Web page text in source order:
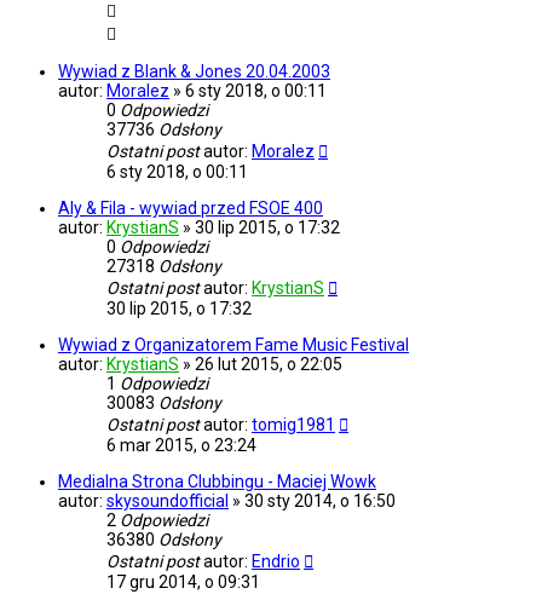
Wywiad z Blank & Jones 20.04.2003
autor: Moralez » 6 sty 2018, o 00:11
0 Odpowiedzi
37736 Odsłony
Ostatni postautor: Moralez
6 sty 2018, o 00:11
Aly & Fila - wywiad przed FSOE 400
autor: KrystianS » 30 lip 2015, o 17:32
0 Odpowiedzi
27318 Odsłony
Ostatni postautor: KrystianS
30 lip 2015, o 17:32
Wywiad z Organizatorem Fame Music Festival
autor: KrystianS » 26 lut 2015, o 22:05
1 Odpowiedzi
30083 Odsłony
Ostatni postautor: tomig1981
6 mar 2015, o 23:24
Medialna Strona Clubbingu - Maciej Wowk
autor: skysoundofficial » 30 sty 2014, o 16:50
2 Odpowiedzi
36380 Odsłony
Ostatni postautor: Endrio
17 gru 2014, o 09:31